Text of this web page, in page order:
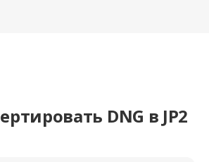
DNG в JP2